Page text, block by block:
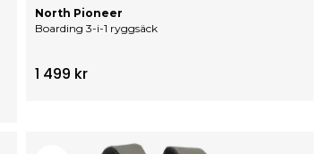
Boarding 3-i-1 ryggsäck
North Pioneer
1 499 kr